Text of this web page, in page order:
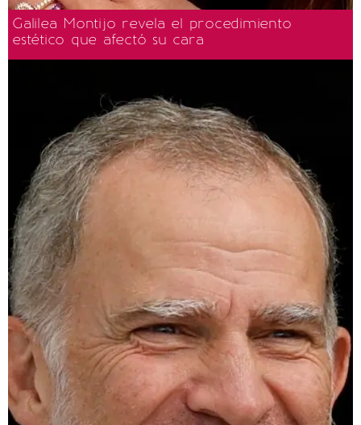
Galilea Montijo revela el procedimiento
estético que afectó su cara